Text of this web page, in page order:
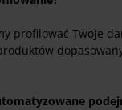
profilować Twoje